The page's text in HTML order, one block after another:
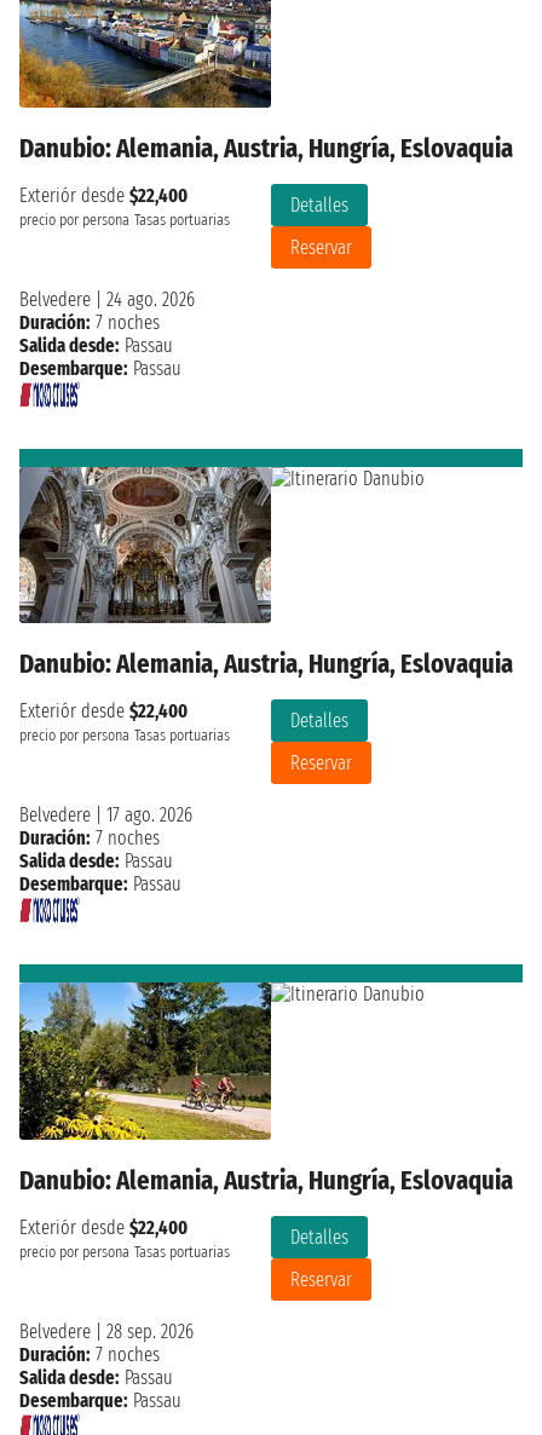
Danubio: Alemania, Austria, Hungría, Eslovaquia
Exteriór desde $22,400
precio por persona Tasas portuarias
Detalles
Reservar
Belvedere
24 ago. 2026
Duración: 7 noches
Salida desde: Passau
Desembarque: Passau
Danubio: Alemania, Austria, Hungría, Eslovaquia
Exteriór desde $22,400
precio por persona Tasas portuarias
Detalles
Reservar
Belvedere
17 ago. 2026
Duración: 7 noches
Salida desde: Passau
Desembarque: Passau
Danubio: Alemania, Austria, Hungría, Eslovaquia
Exteriór desde $22,400
precio por persona Tasas portuarias
Detalles
Reservar
Belvedere
28 sep. 2026
Duración: 7 noches
Salida desde: Passau
Desembarque: Passau